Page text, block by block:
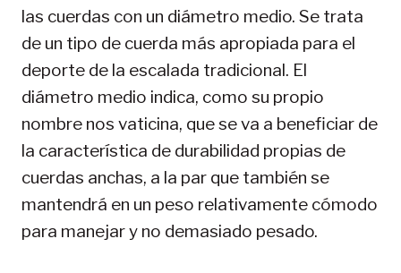
las cuerdas con un diámetro medio. Se trata
de un tipo de cuerda más apropiada para el
deporte de la escalada tradicional. El
diámetro medio indica, como su propio
nombre nos vaticina, que se va a beneficiar de
la característica de durabilidad propias de
cuerdas anchas, a la par que también se
mantendrá en un peso relativamente cómodo
para manejar y no demasiado pesado.